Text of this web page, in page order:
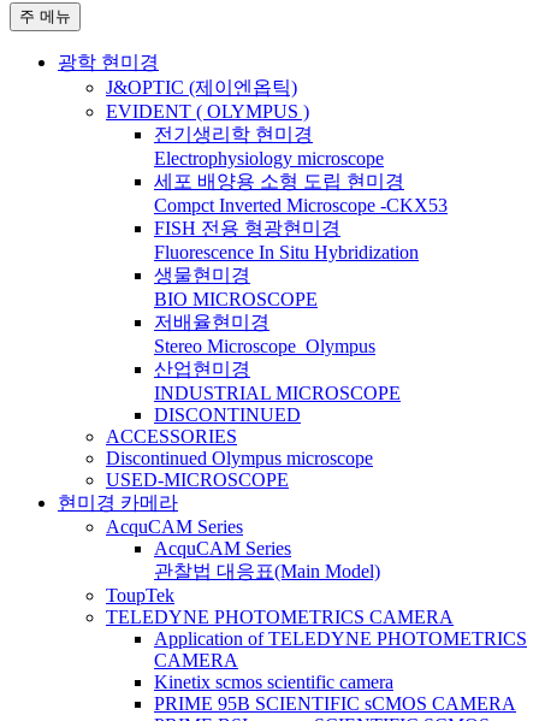
검
색
주 메뉴
광학 현미경
J&OPTIC (제이엔옵틱)
EVIDENT ( OLYMPUS )
전기생리학 현미경
Electrophysiology microscope
세포 배양용 소형 도립 현미경
Compct Inverted Microscope -CKX53
FISH 전용 형광현미경
Fluorescence In Situ Hybridization
생물현미경
BIO MICROSCOPE
저배율현미경
Stereo Microscope_Olympus
산업현미경
INDUSTRIAL MICROSCOPE
DISCONTINUED
ACCESSORIES
Discontinued Olympus microscope
USED-MICROSCOPE
현미경 카메라
AcquCAM Series
AcquCAM Series
관찰법 대응표(Main Model)
ToupTek
TELEDYNE PHOTOMETRICS CAMERA
Application of TELEDYNE PHOTOMETRICS
CAMERA
Kinetix scmos scientific camera
PRIME 95B SCIENTIFIC sCMOS CAMERA